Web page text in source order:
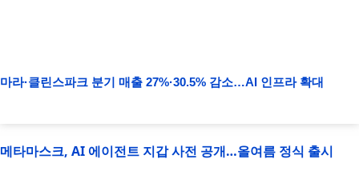
마라·클린스파크 분기 매출 27%·30.5% 감소…AI 인프라 확대
메타마스크, AI 에이전트 지갑 사전 공개…올여름 정식 출시